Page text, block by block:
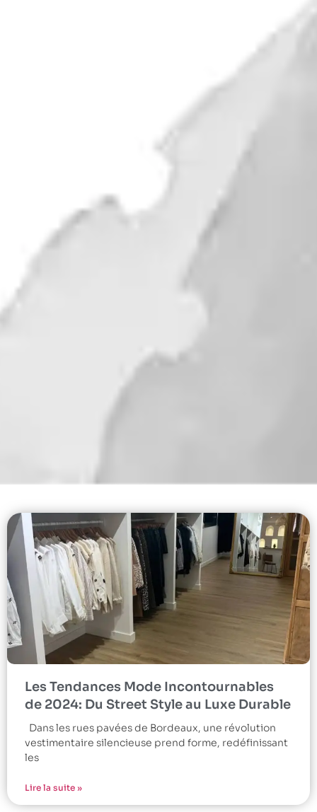
Les Tendances Mode Incontournables
de 2024: Du Street Style au Luxe Durable
Dans les rues pavées de Bordeaux, une révolution
vestimentaire silencieuse prend forme, redéfinissant
les
Lire la suite »